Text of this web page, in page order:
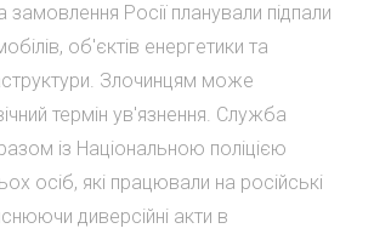
замовлення Росії планували підпали
об'єктів енергетики та
Злочинцям може
термін ув'язнення. Служба
із Національною поліцією
осіб, які працювали на російські
диверсійні акти в